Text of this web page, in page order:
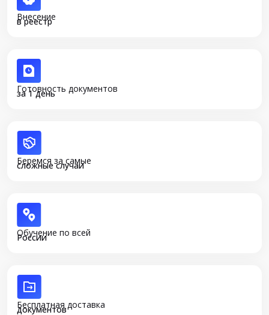
Внесение
в реестр
Готовность документов
за 1 день
Беремся за самые
сложные случаи
Обучение по всей
России
Бесплатная доставка
документов